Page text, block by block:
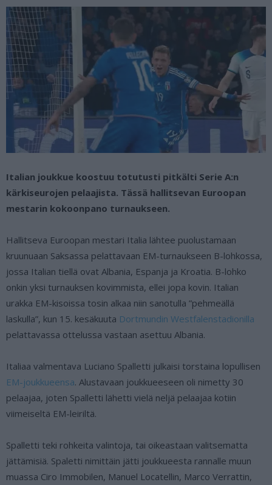
Italian joukkue koostuu totutusti pitkälti Serie A:n
kärkiseurojen pelaajista. Tässä hallitsevan Euroopan
mestarin kokoonpano turnaukseen.
Hallitseva Euroopan mestari Italia lähtee puolustamaan
kruunuaan Saksassa pelattavaan EM-turnaukseen B-lohkossa,
jossa Italian tiellä ovat Albania, Espanja ja Kroatia. B-lohko
onkin yksi turnauksen kovimmista, ellei jopa kovin. Italian
urakka EM-kisoissa tosin alkaa niin sanotulla ”pehmeällä
laskulla”, kun 15. kesäkuuta Dortmundin Westfalenstadionilla
pelattavassa ottelussa vastaan asettuu Albania.
Italiaa valmentava Luciano Spalletti julkaisi torstaina lopullisen
EM-joukkueensa. Alustavaan joukkueeseen oli nimetty 30
pelaajaa, joten Spalletti lähetti vielä neljä pelaajaa kotiin
viimeiseltä EM-leiriltä.
Spalletti teki rohkeita valintoja, tai oikeastaan valitsematta
jättämisiä. Spaletti nimittäin jätti joukkueesta rannalle muun
muassa Ciro Immobilen, Manuel Locatellin, Marco Verrattin,